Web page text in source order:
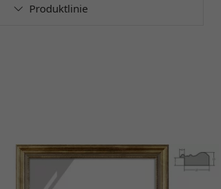
Produktlinie